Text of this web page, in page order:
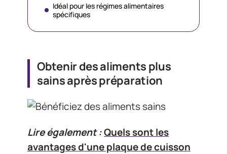
Idéal pour les régimes alimentaires
spécifiques
Obtenir des aliments plus
sains après préparation
Lire également :Quels sont les
avantages d'une plaque de cuisson